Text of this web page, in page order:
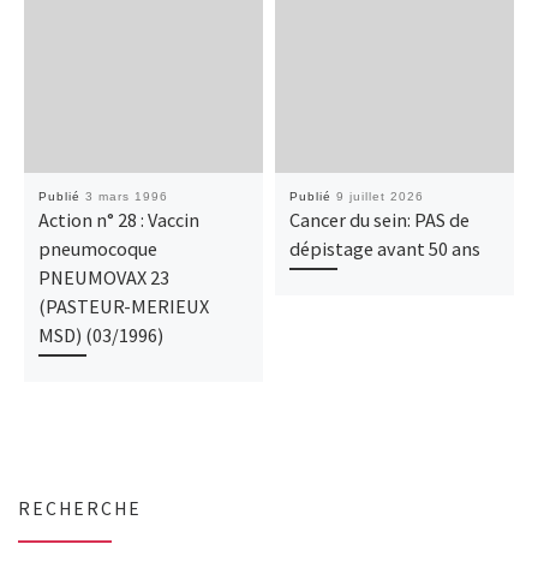
Publié 3 mars 1996
Action n° 28 : Vaccin
pneumocoque
PNEUMOVAX 23
(PASTEUR-MERIEUX
MSD) (03/1996)
Publié 9 juillet 2026
Cancer du sein: PAS de
dépistage avant 50 ans
RECHERCHE